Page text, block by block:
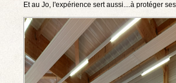
Et au Jo, l'expérience sert aussi....à protéger